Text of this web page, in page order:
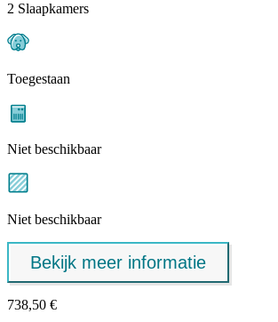
2 Slaapkamers
Toegestaan
Niet beschikbaar
Niet beschikbaar
Bekijk meer informatie
738,50 €